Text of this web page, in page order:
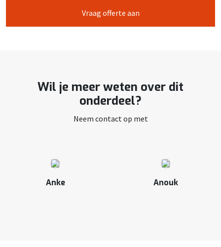
Vraag offerte aan
Wil je meer weten over dit
onderdeel?
Neem contact op met
Anke Anouk